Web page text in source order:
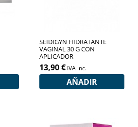
SEIDIGYN HIDRATANTE
VAGINAL 30 G CON
APLICADOR
13,90 € IVA inc.
AÑADIR